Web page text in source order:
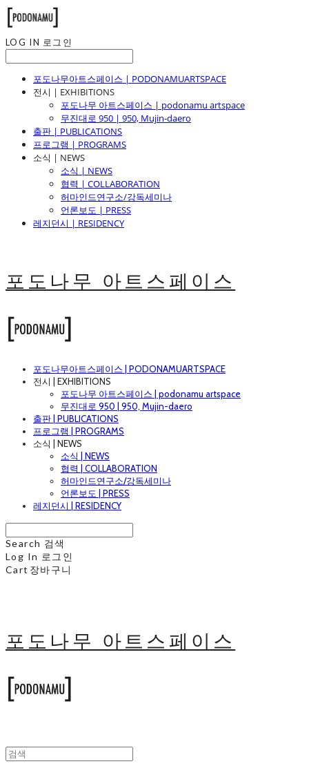
LOG IN 로그인
포도나무아트스페이스 | PODONAMUARTSPACE
전시 | EXHIBITIONS
포도나무 아트스페이스 | podonamu artspace
무진대로 950 | 950, Mujin-daero
출판 | PUBLICATIONS
프로그램 | PROGRAMS
소식 | NEWS
소식 | NEWS
협력 | COLLABORATION
허마인드연구소/강독세미나
언론보도 | PRESS
레지던시 | RESIDENCY
포도나무 아트스페이스
포도나무아트스페이스 | PODONAMUARTSPACE
전시 | EXHIBITIONS
포도나무 아트스페이스 | podonamu artspace
무진대로 950 | 950, Mujin-daero
출판 | PUBLICATIONS
프로그램 | PROGRAMS
소식 | NEWS
소식 | NEWS
협력 | COLLABORATION
허마인드연구소/강독세미나
언론보도 | PRESS
레지던시 | RESIDENCY
Search 검색
Log In 로그인
Cart 장바구니
포도나무 아트스페이스